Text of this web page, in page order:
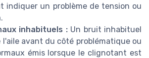
indiquer un problème de tension ou
inhabituels :Un bruit inhabituel
l'aile avant du côté problématique ou
émis lorsque le clignotant est